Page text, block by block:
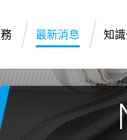
最新消息 知